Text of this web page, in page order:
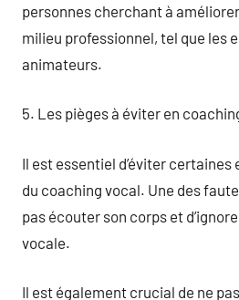
personnes cherchant à
milieu professionnel, tel que les
animateurs.
5. Les pièges à éviter en
Il est essentiel d’éviter
du coaching vocal. Une des
pas écouter son corps et
vocale.
Il est également crucial de ne